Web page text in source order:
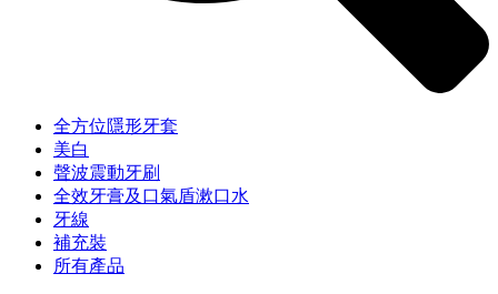
全方位隱形牙套
美白
聲波震動牙刷
全效牙膏及口氣盾漱口水
牙線
補充裝
所有產品